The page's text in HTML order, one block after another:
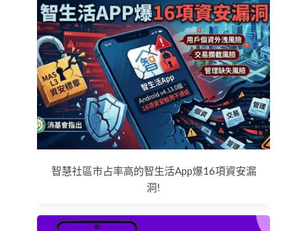
智慧社區市占率高的智生活App爆16項資安漏
洞!